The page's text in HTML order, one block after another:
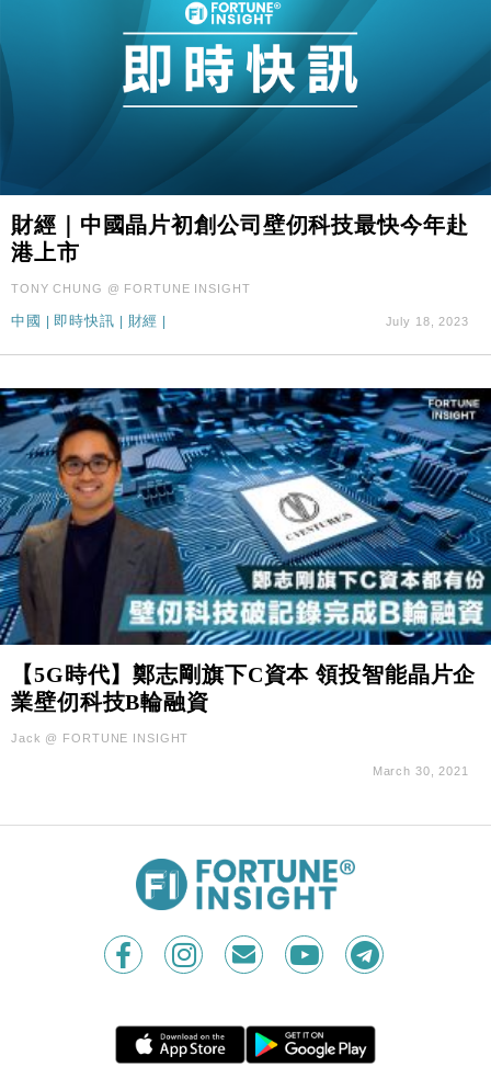
財經｜中國晶片初創公司壁仞科技最快今年赴
港上市
TONY CHUNG @ FORTUNE INSIGHT
中國 | 即時快訊 | 財經 | July 18, 2023
【5G時代】鄭志剛旗下C資本 領投智能晶片企
業壁仞科技B輪融資
Jack @ FORTUNE INSIGHT
March 30, 2021